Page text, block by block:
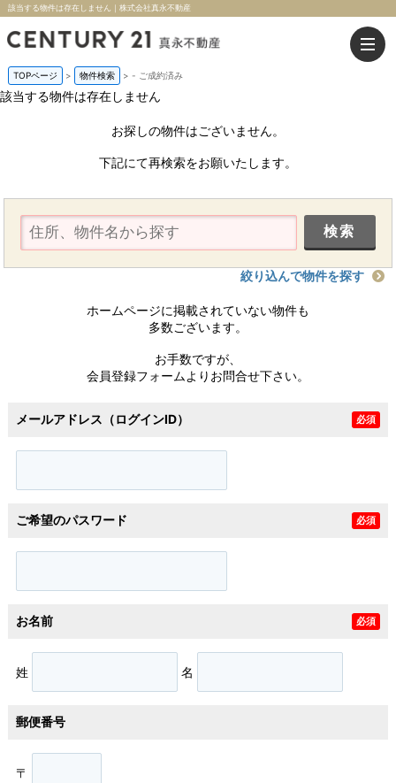
該当する物件は存在しません｜株式会社真永不動産
TOPページ > 物件検索 > - ご成約済み
該当する物件は存在しません
お探しの物件はございません。
下記にて再検索をお願いたします。
絞り込んで物件を探す
ホームページに掲載されていない物件も
多数ございます。
お手数ですが、
会員登録フォームよりお問合せ下さい。
メールアドレス（ログインID） 必須
ご希望のパスワード 必須
お名前 必須
姓 名
郵便番号
〒